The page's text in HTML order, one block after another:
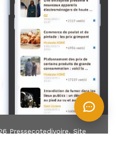
Pressecotedivoire. Site